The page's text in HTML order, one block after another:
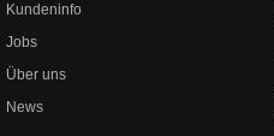
Kundeninfo
Jobs
Über uns
News